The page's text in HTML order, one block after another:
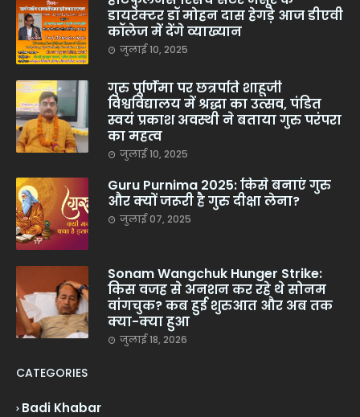
डायरेक्टर डॉ मोहन दास हेगड़े आज डीएवी
कॉलेज में देंगे व्याख्यान
जुलाई 10, 2025
गुरु पूर्णिमा पर छत्रपति शाहूजी
विश्वविद्यालय में श्रद्धा का उत्सव, पंडित
स्वयं प्रकाश अवस्थी ने बताया गुरु परंपरा
का महत्व
जुलाई 10, 2025
Guru Purnima 2025: किसे बनाएं गुरु
और क्यों जरूरी है गुरु दीक्षा लेना?
जुलाई 07, 2025
Sonam Wangchuk Hunger Strike:
किस वजह से अनशन कर रहे थे सोनम
वांगचुक? कब हुई शुरुआत और अब तक
क्या-क्या हुआ
जुलाई 18, 2026
CATEGORIES
Badi Khabar